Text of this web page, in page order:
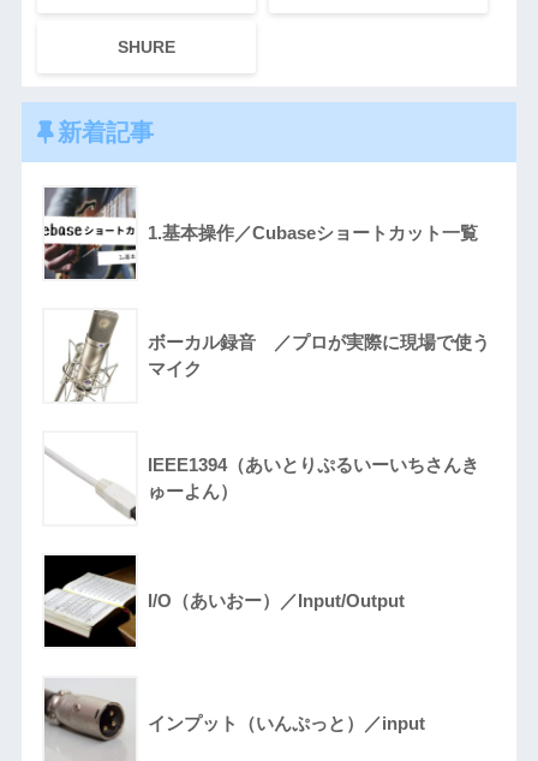
SHURE
新着記事
1.基本操作／Cubaseショートカット一覧
ボーカル録音 ／プロが実際に現場で使う
マイク
IEEE1394（あいとりぷるいーいちさんき
ゅーよん）
I/O（あいおー）／Input/Output
インプット（いんぷっと）／input